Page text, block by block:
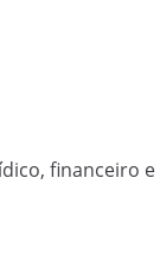
financeiro e